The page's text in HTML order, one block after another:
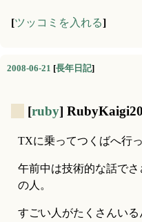
[ツッコミを入れる]
2008-06-21 [長年日記]
[ruby]
TXに乗ってつくばへ行
午前中は技術的な話でさ
の人。
すごい人がたくさんいる